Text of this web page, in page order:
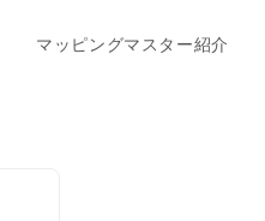
マッピングマスター紹介